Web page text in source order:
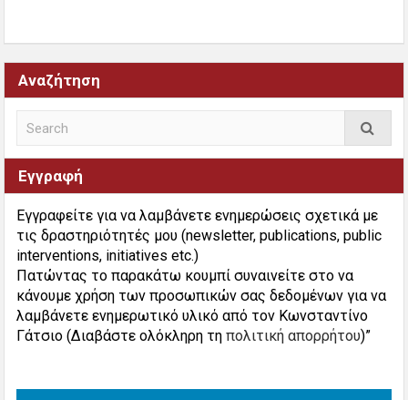
Αναζήτηση
Εγγραφή
Εγγραφείτε για να λαμβάνετε ενημερώσεις σχετικά με
τις δραστηριότητές μου (newsletter, publications, public
interventions, initiatives etc.)
Πατώντας το παρακάτω κουμπί συναινείτε στο να
κάνουμε χρήση των προσωπικών σας δεδομένων για να
λαμβάνετε ενημερωτικό υλικό από τον Κωνσταντίνο
Γάτσιο (Διαβάστε ολόκληρη τηπολιτική απορρήτου)”